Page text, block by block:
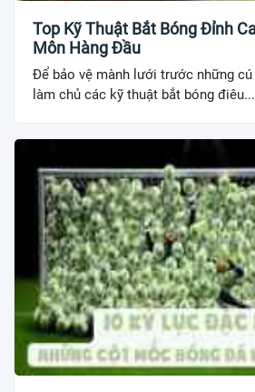
Top Kỹ Thuật Bắt Bóng Đỉnh
Môn Hàng Đầu
Để bảo vệ mành lưới trước những
làm chủ các kỹ thuật bắt bóng điêu...